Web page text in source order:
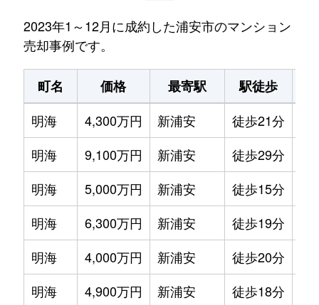
2023年1～12月に成約した浦安市のマンション
売却事例です。
町名 価格 最寄駅 駅徒歩
明海
4,300万円 新浦安 徒歩21分
明海
9,100万円 新浦安 徒歩29分
明海
5,000万円 新浦安 徒歩15分
明海
6,300万円 新浦安 徒歩19分
明海
4,000万円 新浦安 徒歩20分
明海
4,900万円 新浦安 徒歩18分